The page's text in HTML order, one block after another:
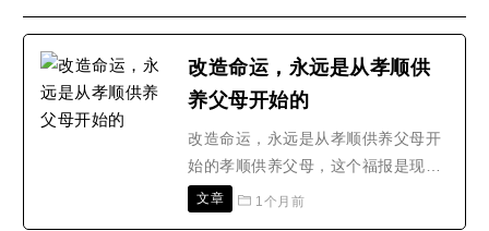
改造命运，永远是从孝顺供
养父母开始的
改造命运，永远是从孝顺供养父母开
始的孝顺供养父母，这个福报是现世
报，福德太大了，就算是苦厄命运，
文章 1个月前